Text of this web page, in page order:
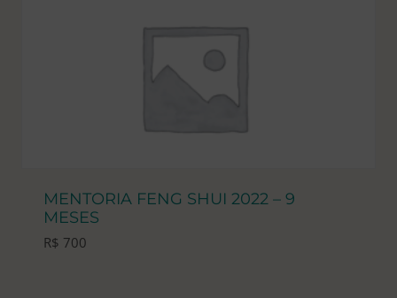
MENTORIA FENG SHUI 2022 – 9
MESES
R$ 700